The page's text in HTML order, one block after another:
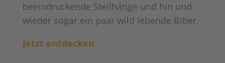
beeindruckende Steilhänge und hin und
wieder sogar ein paar wild lebende Biber.
Jetzt entdecken